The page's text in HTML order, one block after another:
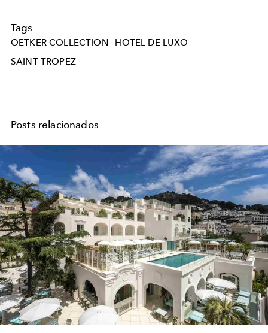
Tags
OETKER COLLECTION
HOTEL DE LUXO
SAINT TROPEZ
Posts relacionados